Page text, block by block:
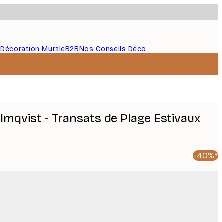
Décoration MuraleB2BNos Conseils Déco
- Transats de Plage Estivaux
-40%*